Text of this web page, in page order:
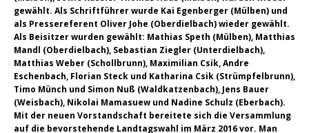
gewählt. Als Schriftführer wurde Kai Egenberger (Mülben) und
als Pressereferent Oliver Johe (Oberdielbach) wieder gewählt.
Als Beisitzer wurden gewählt: Mathias Speth (Mülben), Matthias
Mandl (Oberdielbach), Sebastian Ziegler (Unterdielbach),
Matthias Weber (Schollbrunn), Maximilian Csik, Andre
Eschenbach, Florian Steck und Katharina Csik (Strümpfelbrunn),
Timo Münch und Simon Nuß (Waldkatzenbach), Jens Bauer
(Weisbach), Nikolai Mamasuew und Nadine Schulz (Eberbach).
Mit der neuen Vorstandschaft bereitete sich die Versammlung
auf die bevorstehende Landtagswahl im März 2016 vor. Man